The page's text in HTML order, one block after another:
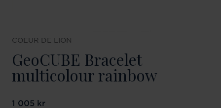
COEUR DE LION
GeoCUBE Bracelet
multicolour rainbow
Pris:1 005 kr
1 005 kr